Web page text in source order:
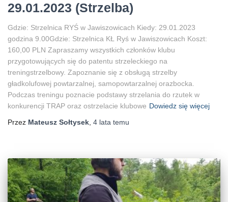
29.01.2023 (Strzelba)
Gdzie: Strzelnica RYŚ w Jawiszowicach Kiedy: 29.01.2023
godzina 9.00Gdzie: Strzelnica KŁ Ryś w Jawiszowicach Koszt:
160,00 PLN Zapraszamy wszystkich członków klubu
przygotowujących się do patentu strzeleckiego na
treningstrzelbowy. Zapoznanie się z obsługą strzelby
gładkolufowej powtarzalnej, samopowtarzalnej orazbocka.
Podczas treningu poznacie podstawy strzelania do rzutek w
konkurencji TRAP oraz ostrzelacie klubowe Dowiedz się więcej
Przez Mateusz Sołtysek, 4 lata temu